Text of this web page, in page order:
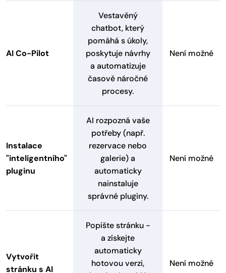
AI Co-Pilot
Vestavěný
chatbot, který
pomáhá s úkoly,
poskytuje návrhy
a automatizuje
časově náročné
procesy.
Není možné
Instalace
"inteligentního"
pluginu
AI rozpozná vaše
potřeby (např.
rezervace nebo
galerie) a
automaticky
nainstaluje
správné pluginy.
Není možné
Vytvořit
stránku s AI
Popište stránku -
a získejte
automaticky
hotovou verzi,
Není možné